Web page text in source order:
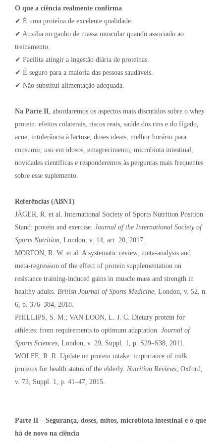
O que a ciência realmente confirma
✔ É uma proteína de excelente qualidade.
✔ Auxilia no ganho de massa muscular quando associado ao
treinamento.
✔ Facilita atingir a ingestão diária de proteínas.
✔ É seguro para a maioria das pessoas saudáveis.
✔ Não substitui alimentação adequada.
Na Parte II, abordaremos os aspectos mais discutidos sobre o whey
protein: efeitos colaterais, riscos reais, saúde dos rins e do fígado,
acne, intolerância à lactose, doses ideais, melhor horário para
consumir, uso em idosos, emagrecimento, microbiota intestinal,
novidades científicas e responderemos às perguntas mais frequentes
sobre esse suplemento.
Referências (ABNT)
JÄGER, R. et al. International Society of Sports Nutrition Position
Stand: protein and exercise. Journal of the International Society of
Sports Nutrition, London, v. 14, art. 20, 2017.
MORTON, R. W. et al. A systematic review, meta-analysis and
meta-regression of the effect of protein supplementation on
resistance training-induced gains in muscle mass and strength in
healthy adults. British Journal of Sports Medicine, London, v. 52, n.
6, p. 376–384, 2018.
PHILLIPS, S. M.; VAN LOON, L. J. C. Dietary protein for
athletes: from requirements to optimum adaptation. Journal of
Sports Sciences, London, v. 29, Suppl. 1, p. S29–S38, 2011.
WOLFE, R. R. Update on protein intake: importance of milk
proteins for health status of the elderly. Nutrition Reviews, Oxford,
v. 73, Suppl. 1, p. 41–47, 2015.
Parte II – Segurança, doses, mitos, microbiota intestinal e o que
há de novo na ciência